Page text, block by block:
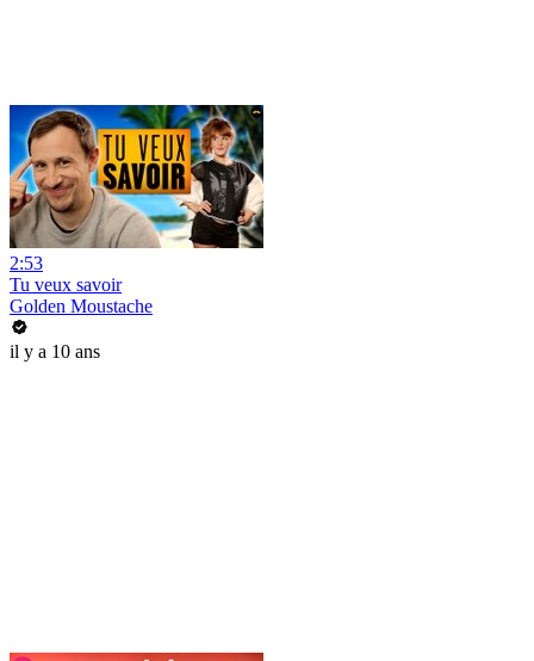
2:53
Tu veux savoir
Golden Moustache
il y a 10 ans